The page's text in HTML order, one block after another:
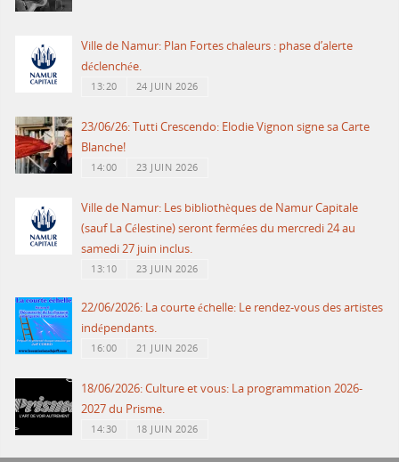
Ville de Namur: Plan Fortes chaleurs : phase d’alerte
déclenchée.
13:20 24 JUIN 2026
23/06/26: Tutti Crescendo: Elodie Vignon signe sa Carte
Blanche!
14:00 23 JUIN 2026
Ville de Namur: Les bibliothèques de Namur Capitale
(sauf La Célestine) seront fermées du mercredi 24 au
samedi 27 juin inclus.
13:10 23 JUIN 2026
22/06/2026: La courte échelle: Le rendez-vous des artistes
indépendants.
16:00 21 JUIN 2026
18/06/2026: Culture et vous: La programmation 2026-
2027 du Prisme.
14:30 18 JUIN 2026